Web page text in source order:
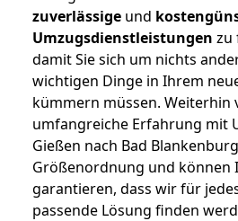
zuverlässige und
Umzugsdienstleistungen zu
damit Sie sich um nichts
wichtigen Dinge in Ihrem
kümmern müssen.
umfangreiche Erfahrung mit
Gießen nach Bad
Größenordnung und können
garantieren, dass wir für
passende Lösung finden